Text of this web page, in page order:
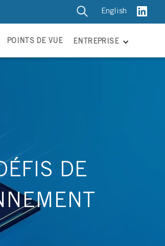
English
POINTS DE VUE ENTREPRISE
DE